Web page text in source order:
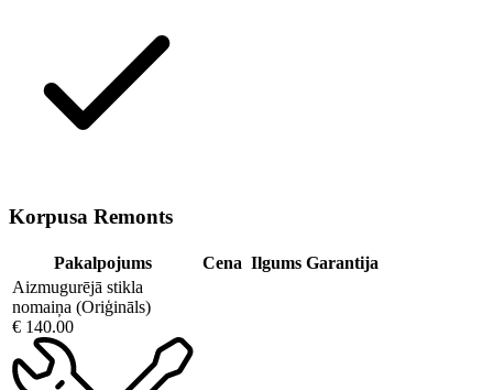
Korpusa Remonts
Pakalpojums Cena Ilgums Garantija
Aizmugurējā stikla
nomaiņa (Oriģināls)
€ 140.00